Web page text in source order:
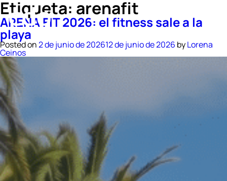
Etiqueta: arenafit
ARENA FIT 2026: el fitness sale a la
playa
Posted on2 de junio de 202612 de junio de 2026 byLorena
Ceinos